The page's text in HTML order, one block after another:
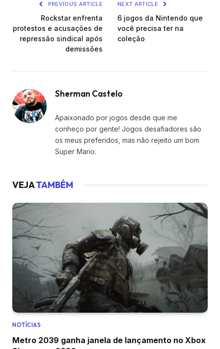
PREVIOUS ARTICLE
Rockstar enfrenta
protestos e acusações de
repressão sindical após
demissões
NEXT ARTICLE
6 jogos da Nintendo que
você precisa ter na
coleção
Sherman Castelo
Apaixonado por jogos desde que me
conheço por gente! Jogos desafiadores são
os meus preferidos, mas não rejeito um bom
Super Mario.
VEJATAMBÉM
NOTÍCIAS
Metro 2039 ganha janela de lançamento no Xbox